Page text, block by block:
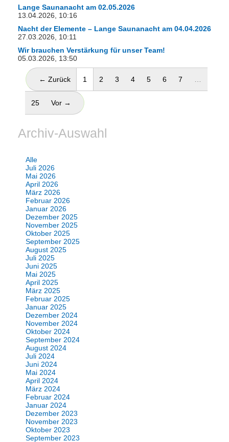
Lange Saunanacht am 02.05.2026
13.04.2026, 10:16
Nacht der Elemente – Lange Saunanacht am 04.04.2026
27.03.2026, 10:11
Wir brauchen Verstärkung für unser Team!
05.03.2026, 13:50
← Zurück 1 (aktuell)
2 3 4 5 6 7
25 Vor →
Archiv-Auswahl
Alle
Juli 2026
Mai 2026
April 2026
März 2026
Februar 2026
Januar 2026
Dezember 2025
November 2025
Oktober 2025
September 2025
August 2025
Juli 2025
Juni 2025
Mai 2025
April 2025
März 2025
Februar 2025
Januar 2025
Dezember 2024
November 2024
Oktober 2024
September 2024
August 2024
Juli 2024
Juni 2024
Mai 2024
April 2024
März 2024
Februar 2024
Januar 2024
Dezember 2023
November 2023
Oktober 2023
September 2023